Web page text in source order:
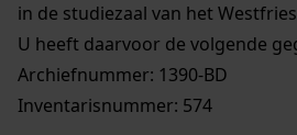
in de studiezaal van het
U heeft daarvoor de volgende
Archiefnummer: 1390-BD
Inventarisnummer: 574